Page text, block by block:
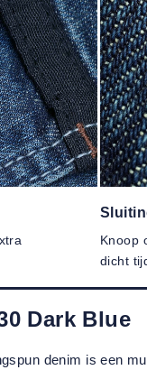
Knoop
dicht
Dark Blue
denim is een